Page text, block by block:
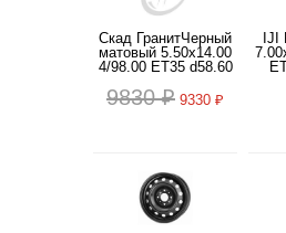
Скад ГранитЧерный
матовый 5.50x14.00
4/98.00 ET35 d58.60
9830 ₽ 9330 ₽
IJI